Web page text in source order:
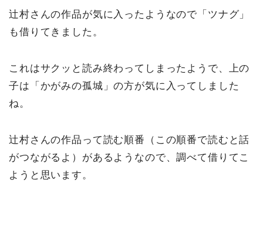
辻村さんの作品が気に入ったようなので「ツナグ」
も借りてきました。
これはサクッと読み終わってしまったようで、上の
子は「かがみの孤城」の方が気に入ってしました
ね。
辻村さんの作品って読む順番（この順番で読むと話
がつながるよ）があるようなので、調べて借りてこ
ようと思います。